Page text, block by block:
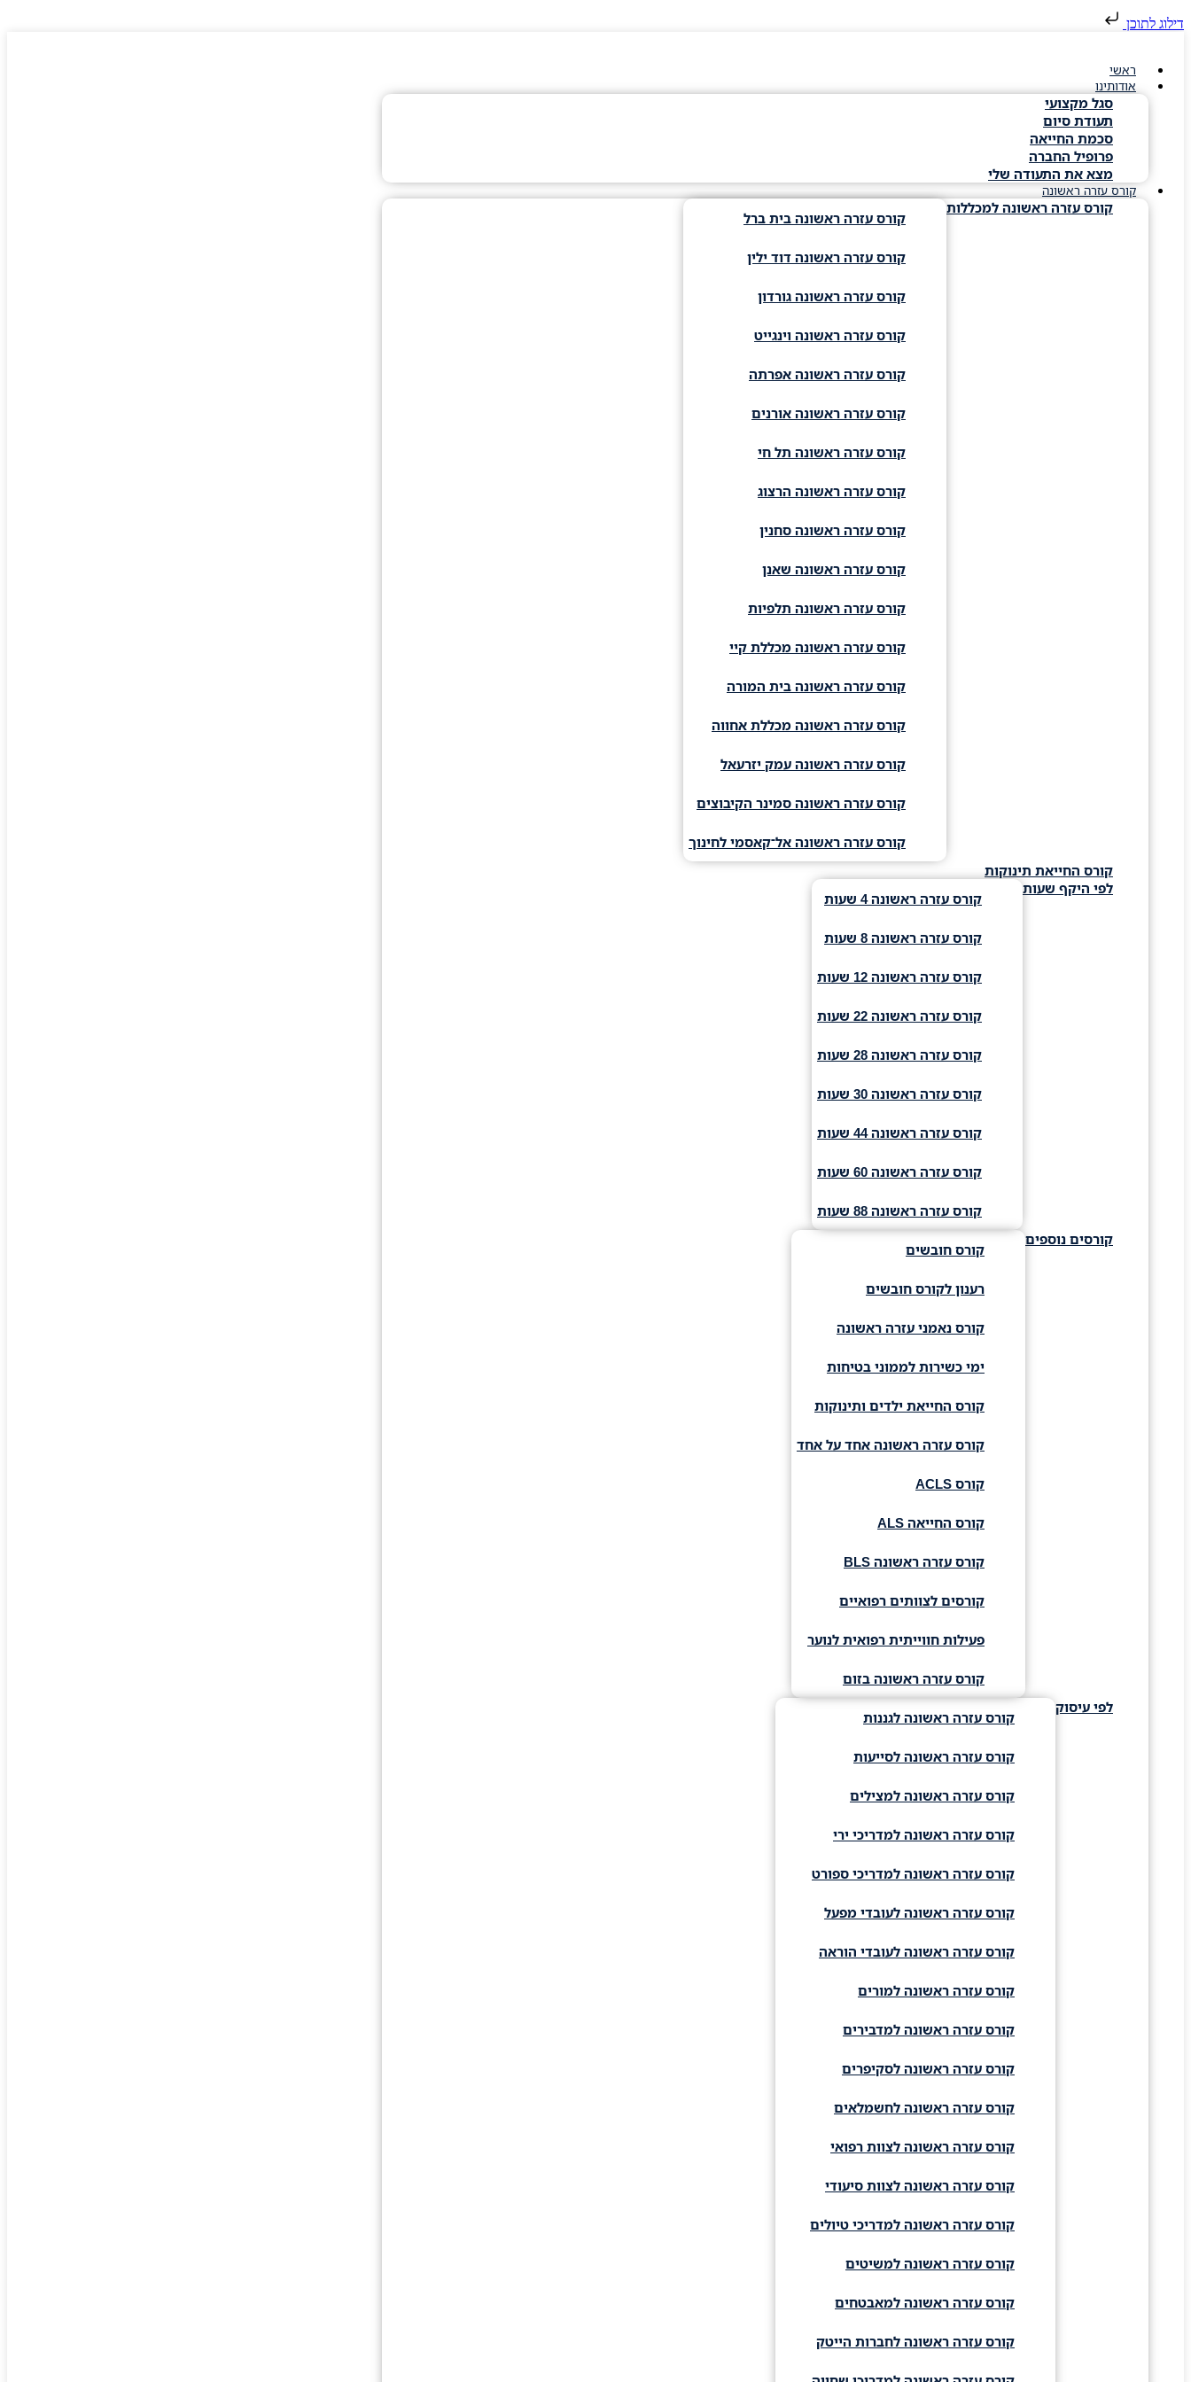
דילוג לתוכן
ראשי
אודותינו
סגל מקצועי
תעודת סיום
סכמת החייאה
פרופיל החברה
מצא את התעודה שלי
קורס עזרה ראשונה
קורס עזרה ראשונה למכללות
קורס עזרה ראשונה בית ברל
קורס עזרה ראשונה דוד ילין
קורס עזרה ראשונה גורדון
קורס עזרה ראשונה וינגייט
קורס עזרה ראשונה אפרתה
קורס עזרה ראשונה אורנים
קורס עזרה ראשונה תל חי
קורס עזרה ראשונה הרצוג
קורס עזרה ראשונה סחנין
קורס עזרה ראשונה שאנן
קורס עזרה ראשונה תלפיות
קורס עזרה ראשונה מכללת קיי
קורס עזרה ראשונה בית המורה
קורס עזרה ראשונה מכללת אחווה
קורס עזרה ראשונה עמק יזרעאל
קורס עזרה ראשונה סמינר הקיבוצים
קורס עזרה ראשונה אל־קאסמי לחינוך
קורס החייאת תינוקות
לפי היקף שעות
קורס עזרה ראשונה 4 שעות
קורס עזרה ראשונה 8 שעות
קורס עזרה ראשונה 12 שעות
קורס עזרה ראשונה 22 שעות
קורס עזרה ראשונה 28 שעות
קורס עזרה ראשונה 30 שעות
קורס עזרה ראשונה 44 שעות
קורס עזרה ראשונה 60 שעות
קורס עזרה ראשונה 88 שעות
קורסים נוספים
קורס חובשים
רענון לקורס חובשים
קורס נאמני עזרה ראשונה
ימי כשירות לממוני בטיחות
קורס החייאת ילדים ותינוקות
קורס עזרה ראשונה אחד על אחד
קורס ACLS
קורס החייאה ALS
קורס עזרה ראשונה BLS
קורסים לצוותים רפואיים
פעילות חווייתית רפואית לנוער
קורס עזרה ראשונה בזום
לפי עיסוק
קורס עזרה ראשונה לגננות
קורס עזרה ראשונה לסייעות
קורס עזרה ראשונה למצילים
קורס עזרה ראשונה למדריכי ירי
קורס עזרה ראשונה למדריכי ספורט
קורס עזרה ראשונה לעובדי מפעל
קורס עזרה ראשונה לעובדי הוראה
קורס עזרה ראשונה למורים
קורס עזרה ראשונה למדבירים
קורס עזרה ראשונה לסקיפרים
קורס עזרה ראשונה לחשמלאים
קורס עזרה ראשונה לצוות רפואי
קורס עזרה ראשונה לצוות סיעודי
קורס עזרה ראשונה למדריכי טיולים
קורס עזרה ראשונה למשיטים
קורס עזרה ראשונה למאבטחים
קורס עזרה ראשונה לחברות הייטק